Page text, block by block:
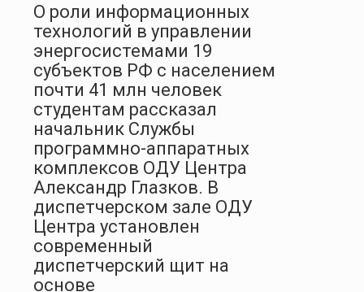
О роли информационных
технологий в управлении
энергосистемами 19
субъектов РФ с населением
почти 41 млн человек
студентам рассказал
начальник Службы
программно-аппаратных
комплексов ОДУ Центра
Александр Глазков. В
диспетчерском зале ОДУ
Центра установлен
современный
диспетчерский щит на
основе